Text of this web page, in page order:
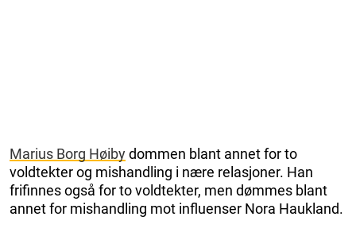
Marius Borg Høibydommen blant annet for to
voldtekter og mishandling i nære relasjoner. Han
frifinnes også for to voldtekter, men dømmes blant
annet for mishandling mot influenser Nora Haukland.